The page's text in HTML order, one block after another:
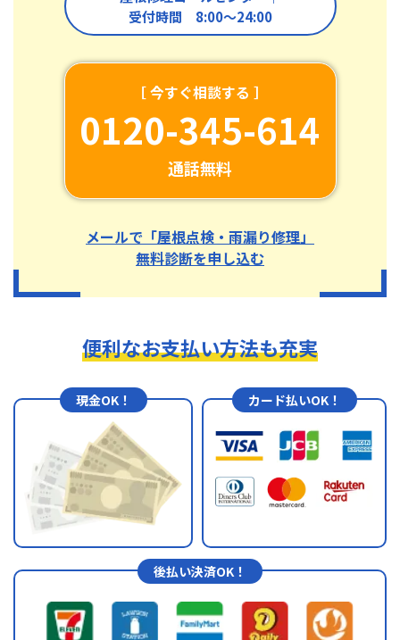
受付時間 8:00〜24:00
［ 今すぐ相談する ］
0120-345-614
通話無料
メールで「屋根点検・雨漏り修理」
無料診断を申し込む
便利なお支払い方法も充実
現金OK！ カード払いOK！
後払い決済OK！